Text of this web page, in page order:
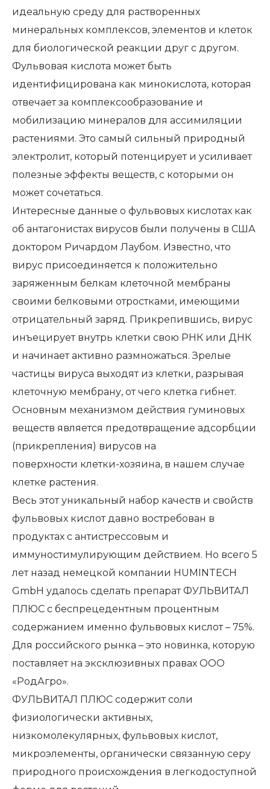
идеальную среду для растворенных
минеральных комплексов, элементов и клеток
для биологической реакции друг с другом.
Фульвовая кислота может быть
идентифицирована как минокислота, которая
отвечает за комплексообразование и
мобилизацию минералов для ассимиляции
растениями. Это самый сильный природный
электролит, который потенцирует и усиливает
полезные эффекты веществ, с которыми он
может сочетаться.
Интересные данные о фульвовых кислотах как
об антагонистах вирусов были получены в США
доктором Ричардом Лаубом. Известно, что
вирус присоединяется к положительно
заряженным белкам клеточной мембраны
своими белковыми отростками, имеющими
отрицательный заряд. Прикрепившись, вирус
инъецирует внутрь клетки свою РНК или ДНК
и начинает активно размножаться. Зрелые
частицы вируса выходят из клетки, разрывая
клеточную мембрану, от чего клетка гибнет.
Основным механизмом действия гуминовых
веществ является предотвращение адсорбции
(прикрепления) вирусов на
поверхности клетки-хозяина, в нашем случае
клетке растения.
Весь этот уникальный набор качеств и свойств
фульвовых кислот давно востребован в
продуктах с антистрессовым и
иммуностимулирующим действием. Но всего 5
лет назад немецкой компании HUMINTECH
GmbH удалось сделать препарат ФУЛЬВИТАЛ
ПЛЮС с беспрецедентным процентным
содержанием именно фульвовых кислот – 75%.
Для российского рынка – это новинка, которую
поставляет на эксклюзивных правах ООО
«РодАгро».
ФУЛЬВИТАЛ ПЛЮС содержит соли
физиологически активных,
низкомолекулярных, фульвовых кислот,
микроэлементы, органически связанную серу
природного происхождения в легкодоступной